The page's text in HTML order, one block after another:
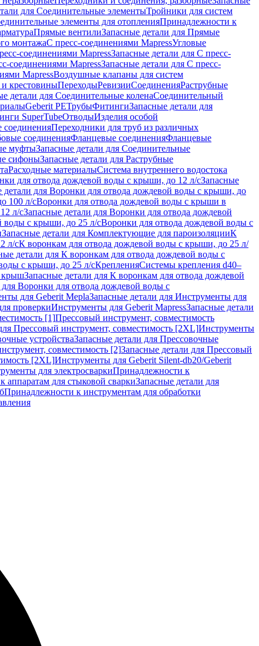
для Соединительные элементыТройники для систем
элементы для отопленияПринадлежности к
Прямые вентилиЗапасные детали для Прямые
монтажаС пресс-соединениями MapressУгловые
соединениями MapressЗапасные детали для С пресс-
соединениями MapressЗапасные детали для С пресс-
MapressВоздушные клапаны для систем
крестовиныПереходыРевизииСоединенияРаструбные
детали для Соединительные коленаСоединительный
Geberit PEТрубыФитингиЗапасные детали для
SuperTubeОтводыИзделия особой
соединенияПереходники для труб из различных
соединенияФланцевые соединенияФланцевые
муфтыЗапасные детали для Соединительные
сифоныЗапасные детали для Раструбные
Расходные материалыСистема внутреннего водостока
для отвода дождевой воды с крыши, до 12 л/сЗапасные
детали для Воронки для отвода дождевой воды с крыши, до
100 л/сВоронки для отвода дождевой воды с крыши в
л/сЗапасные детали для Воронки для отвода дождевой
воды с крыши, до 25 л/сВоронки для отвода дождевой воды с
Запасные детали для Комплектующие для пароизоляцииК
л/сК воронкам для отвода дождевой воды с крыши, до 25 л/
детали для К воронкам для отвода дождевой воды с
с крыши, до 25 л/сКрепленияСистемы крепления d40–
крышЗапасные детали для К воронкам для отвода дождевой
для Воронки для отвода дождевой воды с
для Geberit MeplaЗапасные детали для Инструменты для
проверкиИнструменты для Geberit MapressЗапасные детали
[1]Прессовый инструмент, совместимость
Прессовый инструмент, совместимость [2XL]Инструменты
устройстваЗапасные детали для Прессовочные
совместимость [2]Запасные детали для Прессовый
[2XL]Инструменты для Geberit Silent-db20/Geberit
для электросваркиПринадлежности к
аппаратам для стыковой сваркиЗапасные детали для
Принадлежности к инструментам для обработки